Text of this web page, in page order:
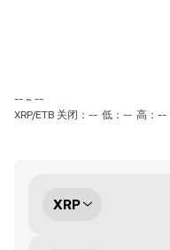
-- ~ --
XRP/ETB 关闭：-- 低：-- 高：--
XRP